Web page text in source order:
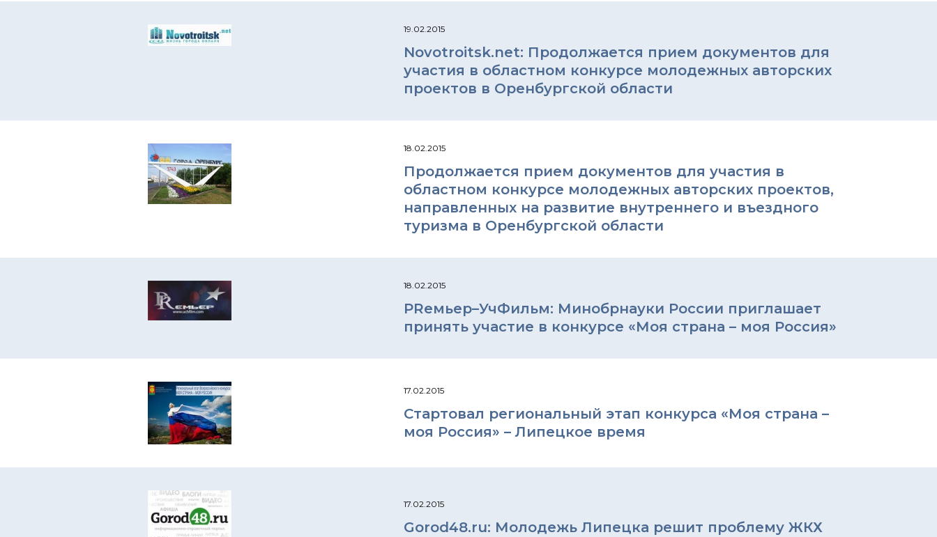
19.02.2015
Novotroitsk.net: Продолжается прием документов для
участия в областном конкурсе молодежных авторских
проектов в Оренбургской области
18.02.2015
Продолжается прием документов для участия в
областном конкурсе молодежных авторских проектов,
направленных на развитие внутреннего и въездного
туризма в Оренбургской области
18.02.2015
PRемьер–УчФильм: Минобрнауки России приглашает
принять участие в конкурсе «Моя страна – моя Россия»
17.02.2015
Стартовал региональный этап конкурса «Моя страна –
моя Россия» – Липецкое время
17.02.2015
Gorod48.ru: Молодежь Липецка решит проблему ЖКХ